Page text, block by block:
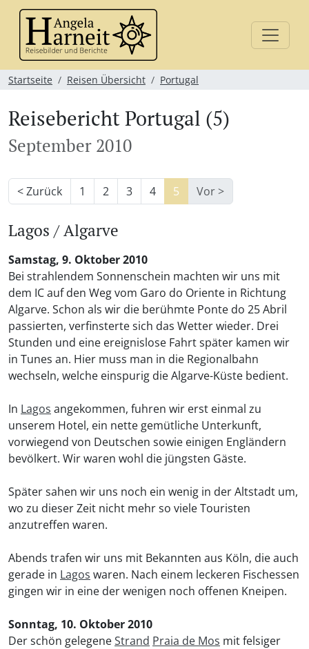
Startseite Reisen Übersicht Portugal
Reisebericht Portugal (5)
September 2010
< Zurück 1 2 3 4 5 Vor >
Lagos / Algarve
Samstag, 9. Oktober 2010
Bei strahlendem Sonnenschein machten wir uns mit
dem IC auf den Weg vom Garo do Oriente in Richtung
Algarve. Schon als wir die berühmte Ponte do 25 Abril
passierten, verfinsterte sich das Wetter wieder. Drei
Stunden und eine ereignislose Fahrt später kamen wir
in Tunes an. Hier muss man in die Regionalbahn
wechseln, welche einspurig die Algarve-Küste bedient.
In Lagos angekommen, fuhren wir erst einmal zu
unserem Hotel, ein nette gemütliche Unterkunft,
vorwiegend von Deutschen sowie einigen Engländern
bevölkert. Wir waren wohl die jüngsten Gäste.
Später sahen wir uns noch ein wenig in der Altstadt um,
wo zu dieser Zeit nicht mehr so viele Touristen
anzutreffen waren.
Abends trafen wir uns mit Bekannten aus Köln, die auch
gerade in Lagos waren. Nach einem leckeren Fischessen
gingen wir in eine der wenigen noch offenen Kneipen.
Sonntag, 10. Oktober 2010
Der schön gelegeneStrand Praia de Mos mit felsiger